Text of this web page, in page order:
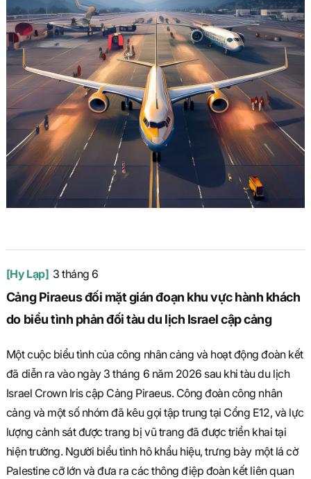
[Hy Lạp] 3 tháng 6
Cảng Piraeus đối mặt gián đoạn khu vực hành khách
do biểu tình phản đối tàu du lịch Israel cập cảng
Một cuộc biểu tình của công nhân cảng và hoạt động đoàn kết
đã diễn ra vào ngày 3 tháng 6 năm 2026 sau khi tàu du lịch
Israel Crown Iris cập Cảng Piraeus. Công đoàn công nhân
cảng và một số nhóm đã kêu gọi tập trung tại Cổng E12, và lực
lượng cảnh sát được trang bị vũ trang đã được triển khai tại
hiện trường. Người biểu tình hô khẩu hiệu, trưng bày một lá cờ
Palestine cỡ lớn và đưa ra các thông điệp đoàn kết liên quan